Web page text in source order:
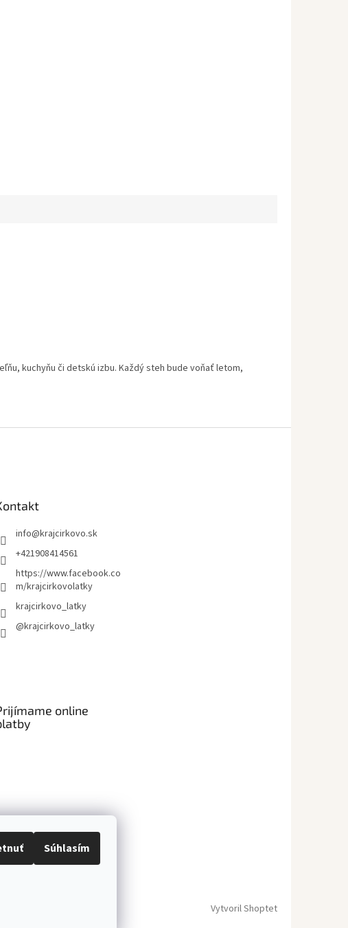
Súhlasím
kuchyňu či detskú izbu. Každý steh bude voňať letom,
info@krajcirkovo.sk
+421908414561
https://www.facebook.co
m/krajcirkovolatky
krajcirkovo_latky
@krajcirkovo_latky
online
Vytvoril Shoptet